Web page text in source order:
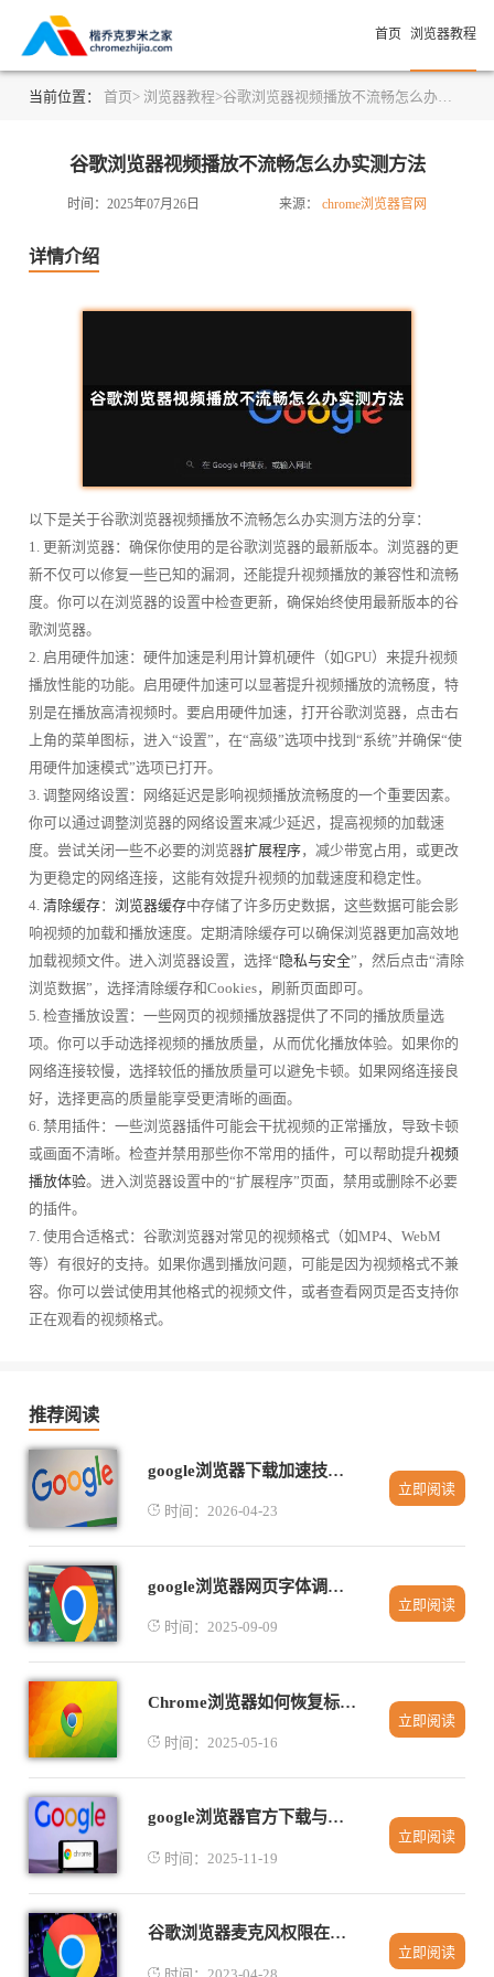
首页 浏览器教程
当前位置： 首页> 浏览器教程>谷歌浏览器视频播放不流畅怎么办实测方法
谷歌浏览器视频播放不流畅怎么办实测方法
时间：2025年07月26日 来源： chrome浏览器官网
详情介绍
以下是关于谷歌浏览器视频播放不流畅怎么办实测方法的分享：
1. 更新浏览器：确保你使用的是谷歌浏览器的最新版本。浏览器的更
新不仅可以修复一些已知的漏洞，还能提升视频播放的兼容性和流畅
度。你可以在浏览器的设置中检查更新，确保始终使用最新版本的谷
歌浏览器。
2. 启用硬件加速：硬件加速是利用计算机硬件（如GPU）来提升视频
播放性能的功能。启用硬件加速可以显著提升视频播放的流畅度，特
别是在播放高清视频时。要启用硬件加速，打开谷歌浏览器，点击右
上角的菜单图标，进入“设置”，在“高级”选项中找到“系统”并确保“使
用硬件加速模式”选项已打开。
3. 调整网络设置：网络延迟是影响视频播放流畅度的一个重要因素。
你可以通过调整浏览器的网络设置来减少延迟，提高视频的加载速
度。尝试关闭一些不必要的浏览器扩展程序，减少带宽占用，或更改
为更稳定的网络连接，这能有效提升视频的加载速度和稳定性。
4. 清除缓存： 浏览器缓存中存储了许多历史数据，这些数据可能会影
响视频的加载和播放速度。定期清除缓存可以确保浏览器更加高效地
加载视频文件。进入浏览器设置，选择“ 隐私与安全”，然后点击“清除
浏览数据”，选择清除缓存和Cookies，刷新页面即可。
5. 检查播放设置：一些网页的视频播放器提供了不同的播放质量选
项。你可以手动选择视频的播放质量，从而优化播放体验。如果你的
网络连接较慢，选择较低的播放质量可以避免卡顿。如果网络连接良
好，选择更高的质量能享受更清晰的画面。
6. 禁用插件：一些浏览器插件可能会干扰视频的正常播放，导致卡顿
或画面不清晰。检查并禁用那些你不常用的插件，可以帮助提升视频
播放体验。进入浏览器设置中的“扩展程序”页面，禁用或删除不必要
的插件。
7. 使用合适格式：谷歌浏览器对常见的视频格式（如MP4、WebM
等）有很好的支持。如果你遇到播放问题，可能是因为视频格式不兼
容。你可以尝试使用其他格式的视频文件，或者查看网页是否支持你
正在观看的视频格式。
推荐阅读
google浏览器下载加速技巧实用方法
时间：2026-04-23
立即阅读
google浏览器网页字体调整与视觉体验优化技巧
时间：2025-09-09
立即阅读
Chrome浏览器如何恢复标签页和窗口
时间：2025-05-16
立即阅读
google浏览器官方下载与使用全解
时间：2025-11-19
立即阅读
谷歌浏览器麦克风权限在哪里开启
立即阅读